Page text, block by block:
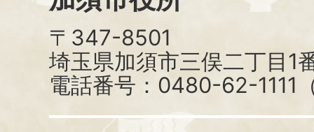
〒347-8501
埼玉県加須市三俣二丁目1
電話番号：0480-62-1111